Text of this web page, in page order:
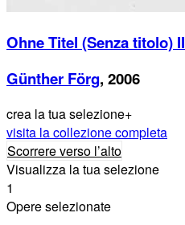
Ohne Titel (Senza titolo) II
Günther Förg, 2006
crea la tua selezione+
visita la collezione completa
Scorrere verso l’alto
Visualizza la tua selezione
1
Opere selezionate